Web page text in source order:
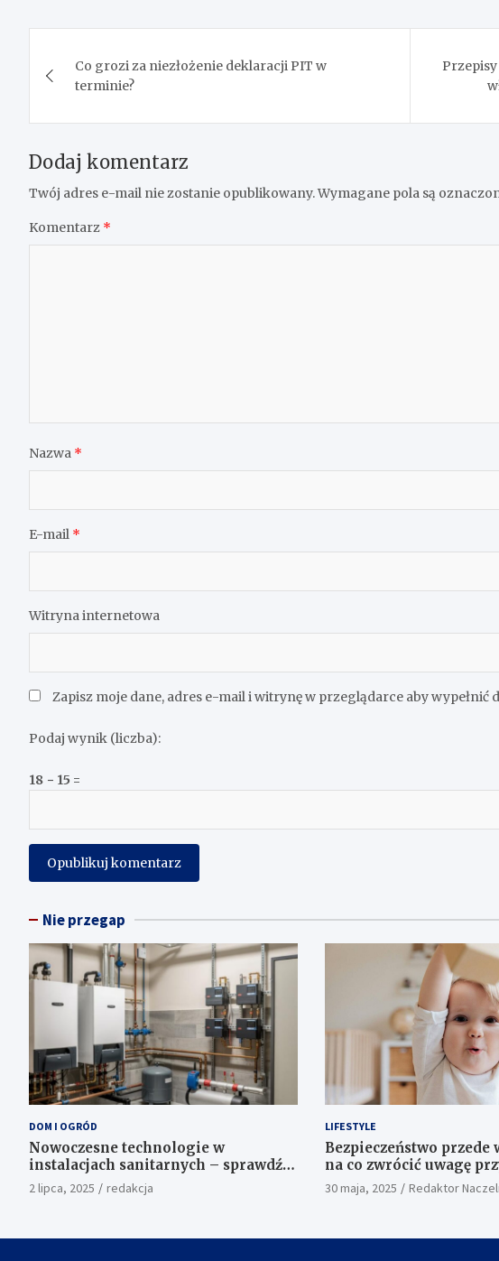
wpisu
Co grozi za niezłożenie deklaracji PIT w
terminie?
Dodaj komentarz
Twój adres e-mail nie zostanie opublikowany.Wymagane pola są
Komentarz *
Nazwa *
E-mail *
Witryna internetowa
Zapisz moje dane, adres e-mail i witrynę w przeglądarce aby
Podaj wynik (liczba):
18 − 15 =
Nie przegap
DOM I OGRÓD
Nowoczesne technologie w
instalacjach sanitarnych – sprawdź,
co oferuje hurtownia sanitarna
Proterm.sklep.pl
2 lipca, 2025 redakcja
LIFESTYLE
Bezpieczeństwo przede
na co zwrócić uwagę
kolczyków dla
30 maja, 2025 Redaktor